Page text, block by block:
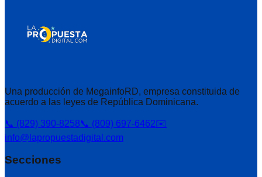
Una producción de MegainfoRD, empresa constituida de
acuerdo a las leyes de República Dominicana.
📞 (829) 390-8258📞 (809) 697-6462✉️
info@lapropuestadigital.com
Secciones